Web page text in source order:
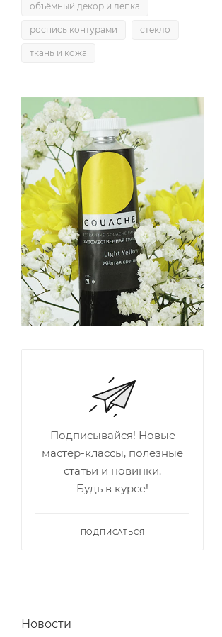
объёмный декор и лепка
роспись контурами стекло
ткань и кожа
Подписывайся! Новые
мастер-классы, полезные
статьи и новинки.
Будь в курсе!
ПОДПИСАТЬСЯ
Новости